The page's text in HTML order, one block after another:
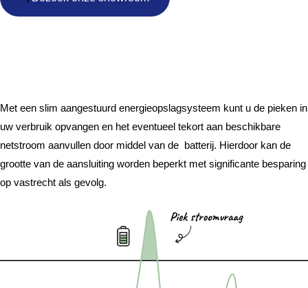
Met een slim aangestuurd energieopslagsysteem kunt u de pieken in
uw verbruik opvangen en het eventueel tekort aan beschikbare
netstroom aanvullen door middel van de batterij. Hierdoor kan de
grootte van de aansluiting worden beperkt met significante besparing
op vastrecht als gevolg.